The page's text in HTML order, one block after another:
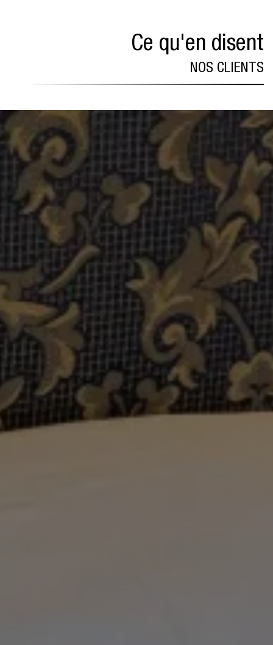
Ce qu'en disent
NOS CLIENTS